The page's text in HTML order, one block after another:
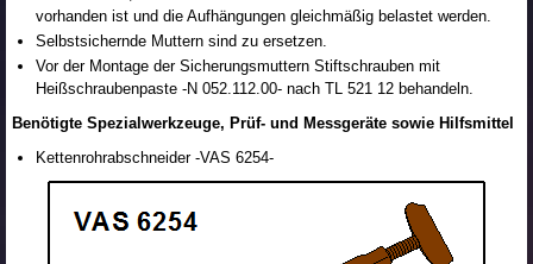
vorhanden ist und die Aufhängungen gleichmäßig belastet werden.
Selbstsichernde Muttern sind zu ersetzen.
Vor der Montage der Sicherungsmuttern Stiftschrauben mit
Heißschraubenpaste -N 052.112.00- nach TL 521 12 behandeln.
Benötigte Spezialwerkzeuge, Prüf- und Messgeräte sowie Hilfsmittel
Kettenrohrabschneider -VAS 6254-